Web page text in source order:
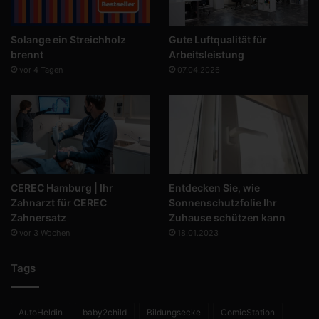
Solange ein Streichholz
brennt
vor 4 Tagen
Gute Luftqualität für
Arbeitsleistung
07.04.2026
CEREC Hamburg | Ihr
Zahnarzt für CEREC
Zahnersatz
vor 3 Wochen
Entdecken Sie, wie
Sonnenschutzfolie Ihr
Zuhause schützen kann
18.01.2023
Tags
AutoHeldin baby2child Bildungsecke ComicStation